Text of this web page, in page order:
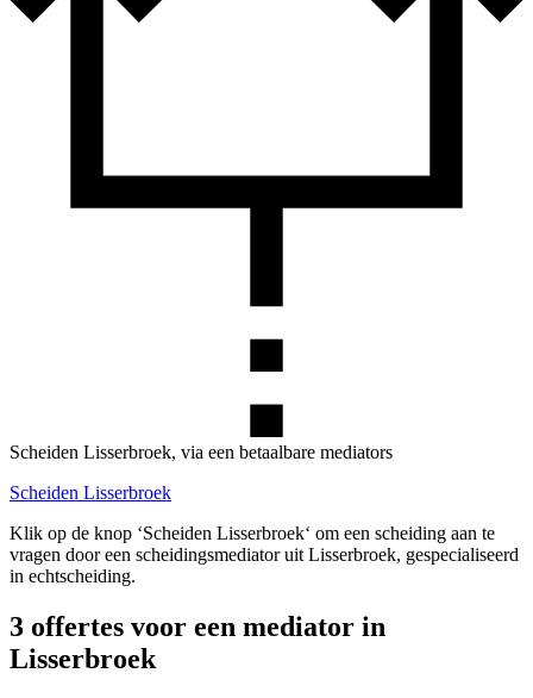
Scheiden Lisserbroek, via een betaalbare mediators
Scheiden Lisserbroek
Klik op de knop ‘Scheiden Lisserbroek‘ om een scheiding aan te
vragen door een scheidingsmediator uit Lisserbroek, gespecialiseerd
in echtscheiding.
3 offertes voor een mediator in
Lisserbroek